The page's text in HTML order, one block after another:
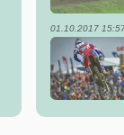
01.10.2017